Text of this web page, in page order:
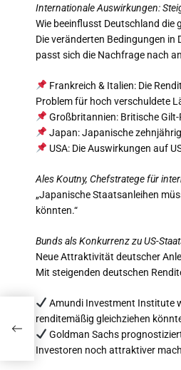
Internationale Auswirkungen:
Wie beeinflusst Deutschland die
Die veränderten Bedingungen
passt sich die Nachfrage nach
Frankreich & Italien: Die
Problem für hoch verschuldete
Großbritannien: Britische
Japan: Japanische
USA: Die Auswirkungen auf
Ales Koutny, Chefstratege für
„Japanische Staatsanleihen
könnten.“
Bunds als Konkurrenz zu US-
Neue Attraktivität deutscher
Mit steigenden deutschen
Amundi Investment Institute
renditemäßig gleichziehen
Goldman Sachs
Investoren noch attraktiver